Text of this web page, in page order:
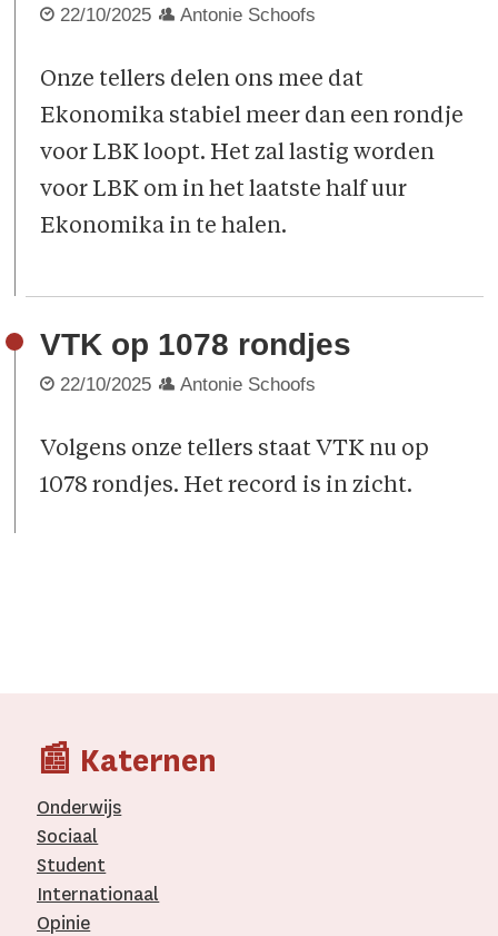
22/10/2025 Antonie Schoofs
Onze tellers delen ons mee dat
Ekonomika stabiel meer dan een rondje
voor LBK loopt. Het zal lastig worden
voor LBK om in het laatste half uur
Ekonomika in te halen.
VTK op 1078 rondjes
22/10/2025 Antonie Schoofs
Volgens onze tellers staat VTK nu op
1078 rondjes. Het record is in zicht.
📰 Katernen
Onderwijs
Sociaal
Student
Internationaal­
Opinie